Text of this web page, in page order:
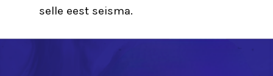
selle eest seisma.